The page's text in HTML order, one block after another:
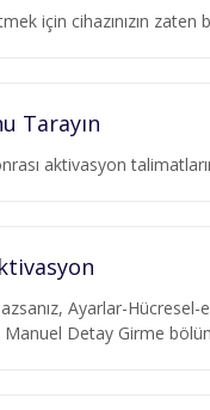
için cihazınızın
Tarayın
aktivasyon
Ayarlar-
Manuel Detay Girme